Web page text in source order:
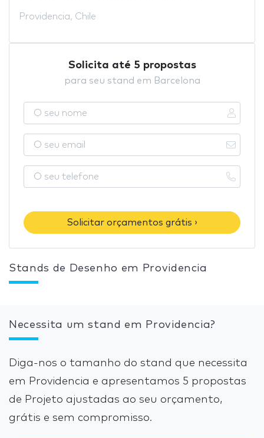
Providencia, Chile
Solicita até 5 propostas
para seu stand em Barcelona
Solicitar orçamentos grátis ›
Stands de Desenho em Providencia
Necessita um stand em Providencia?
Diga-nos o tamanho do stand que necessita
em Providencia e apresentamos 5 propostas
de Projeto ajustadas ao seu orçamento,
grátis e sem compromisso.